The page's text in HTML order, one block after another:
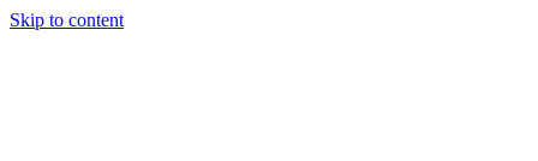
Skip to content